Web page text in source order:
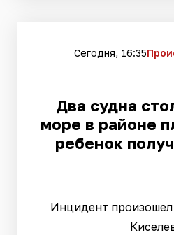
Сегодня, 16:35
Два судна
море в районе
ребенок
Инцидент